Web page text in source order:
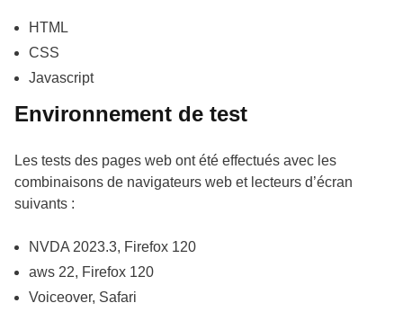
HTML
CSS
Javascript
Environnement de test
Les tests des pages web ont été effectués avec les
combinaisons de navigateurs web et lecteurs d’écran
suivants :
NVDA 2023.3, Firefox 120
aws 22, Firefox 120
Voiceover, Safari